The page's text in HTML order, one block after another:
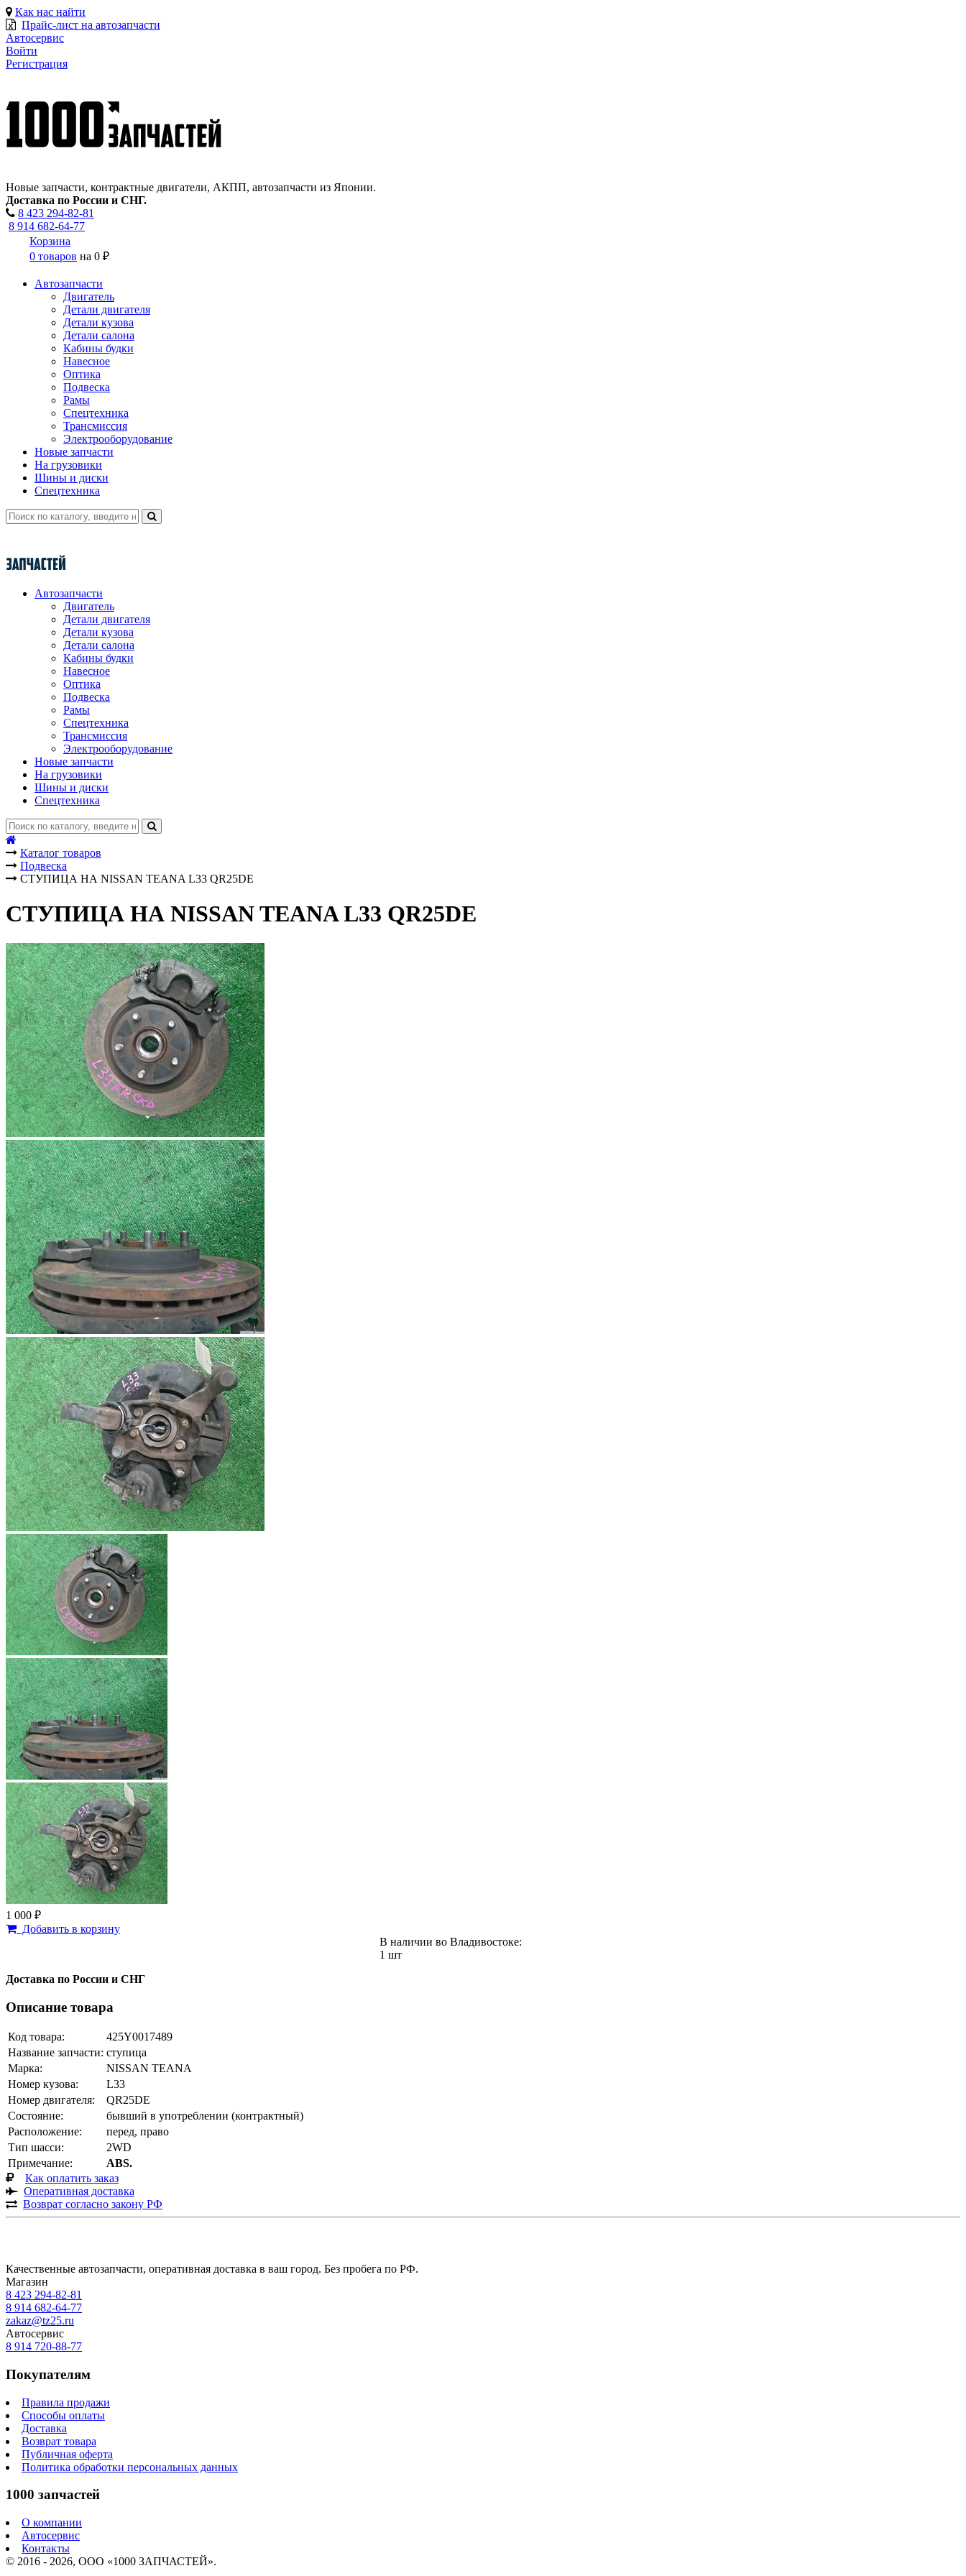
Как нас найти
Прайс-лист на автозапчасти
Автосервис
Войти
Регистрация
Новые запчасти, контрактные двигатели, АКПП, автозапчасти из Японии.
Доставка по России и СНГ.
8 423 294-82-81
8 914 682-64-77
Корзина
0 товаров на 0 ₽
Автозапчасти
Двигатель
Детали двигателя
Детали кузова
Детали салона
Кабины будки
Навесное
Оптика
Подвеска
Рамы
Спецтехника
Трансмиссия
Электрооборудование
Новые запчасти
На грузовики
Шины и диски
Спецтехника
Автозапчасти
Двигатель
Детали двигателя
Детали кузова
Детали салона
Кабины будки
Навесное
Оптика
Подвеска
Рамы
Спецтехника
Трансмиссия
Электрооборудование
Новые запчасти
На грузовики
Шины и диски
Спецтехника
Каталог товаров
Подвеска
СТУПИЦА НА NISSAN TEANA L33 QR25DE
СТУПИЦА НА NISSAN TEANA L33 QR25DE
1 000 ₽
Добавить в корзину
В наличии во Владивостоке:
1 шт
Доставка по России и СНГ
Описание товара
Код товара:
425Y0017489
Название запчасти: ступица
Марка:
NISSAN TEANA
Номер кузова:
L33
Номер двигателя:
QR25DE
Состояние:
бывший в употреблении (контрактный)
Расположение:
перед, право
Тип шасси:
2WD
Примечание:
ABS.
Как оплатить заказ
Оперативная доставка
Возврат согласно закону РФ
Качественные автозапчасти, оперативная доставка в ваш город. Без пробега по РФ.
Магазин
8 423 294-82-81
8 914 682-64-77
zakaz@tz25.ru
Автосервис
8 914 720-88-77
Покупателям
Правила продажи
Способы оплаты
Доставка
Возврат товара
Публичная оферта
Политика обработки персональных данных
1000 запчастей
О компании
Автосервис
Контакты
© 2016 - 2026, ООО «1000 ЗАПЧАСТЕЙ».